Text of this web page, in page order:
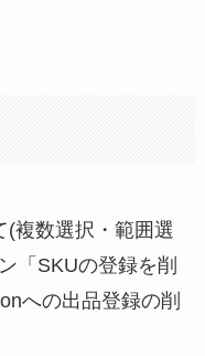
(複数選択・範囲選
「SKUの登録を削
への出品登録の削